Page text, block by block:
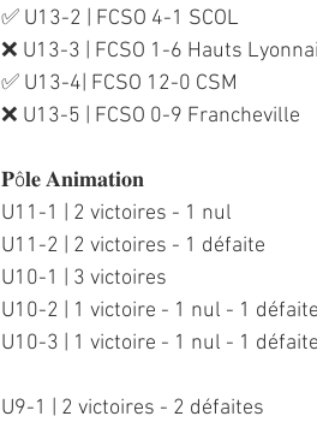
✅ U13-2 | FCSO 4-1 SCOL
❌ U13-3 | FCSO 1-6 Hauts
✅ U13-4| FCSO 12-0 CSM
❌ U13-5 | FCSO 0-9 Francheville
𝐏ô𝐥𝐞 𝐀𝐧𝐢𝐦𝐚𝐭𝐢𝐨𝐧
U11-1 | 2 victoires - 1 nul
U11-2 | 2 victoires - 1 défaite
U10-1 | 3 victoires
U10-2 | 1 victoire - 1 nul - 1 défaite
U10-3 | 1 victoire - 1 nul - 1 défaite
U9-1 | 2 victoires - 2 défaites